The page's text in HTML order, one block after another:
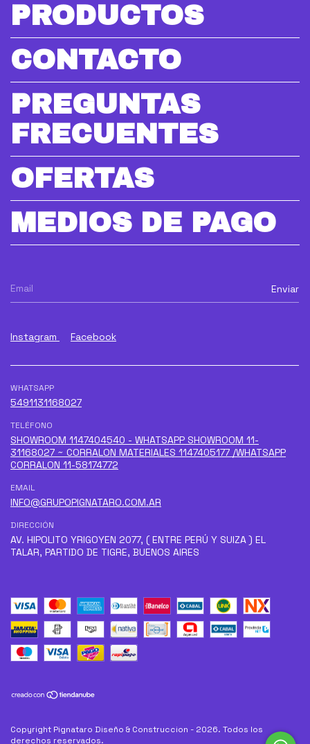
PRODUCTOS
CONTACTO
PREGUNTAS
FRECUENTES
OFERTAS
MEDIOS DE PAGO
Instagram Facebook
WHATSAPP
5491131168027
TELÉFONO
SHOWROOM 1147404540 - WHATSAPP SHOWROOM 11-
31168027 ~ CORRALON MATERIALES 1147405177 /WHATSAPP
CORRALON 11-58174772
EMAIL
INFO@GRUPOPIGNATARO.COM.AR
DIRECCIÓN
AV. HIPOLITO YRIGOYEN 2077, ( ENTRE PERÚ Y SUIZA ) EL
TALAR, PARTIDO DE TIGRE, BUENOS AIRES
Copyright Pignataro Diseño & Construccion - 2026. Todos los
derechos reservados.